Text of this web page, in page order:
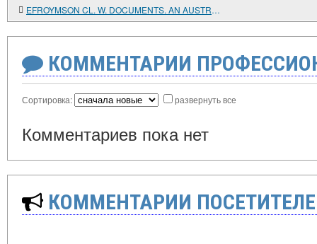
EFROYMSON CL. W. DOCUMENTS. AN AUSTRIAN DIPLOMAT IN AMERICA
КОММЕНТАРИИ
Сортировка: развернуть все
Комментариев пока нет
КОММЕНТАРИИ